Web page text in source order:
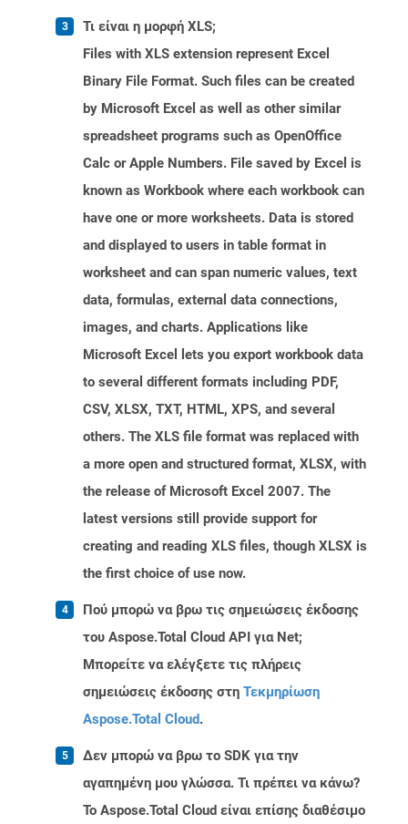
Τι είναι η μορφή XLS;
Files with XLS extension represent Excel
Binary File Format. Such files can be created
by Microsoft Excel as well as other similar
spreadsheet programs such as OpenOffice
Calc or Apple Numbers. File saved by Excel is
known as Workbook where each workbook can
have one or more worksheets. Data is stored
and displayed to users in table format in
worksheet and can span numeric values, text
data, formulas, external data connections,
images, and charts. Applications like
Microsoft Excel lets you export workbook data
to several different formats including PDF,
CSV, XLSX, TXT, HTML, XPS, and several
others. The XLS file format was replaced with
a more open and structured format, XLSX, with
the release of Microsoft Excel 2007. The
latest versions still provide support for
creating and reading XLS files, though XLSX is
the first choice of use now.
Πού μπορώ να βρω τις σημειώσεις έκδοσης
του Aspose.Total Cloud API για Net;
Μπορείτε να ελέγξετε τις πλήρεις
σημειώσεις έκδοσης στη Τεκμηρίωση
Aspose.Total Cloud.
Δεν μπορώ να βρω το SDK για την
αγαπημένη μου γλώσσα. Τι πρέπει να κάνω?
Το Aspose.Total Cloud είναι επίσης διαθέσιμο